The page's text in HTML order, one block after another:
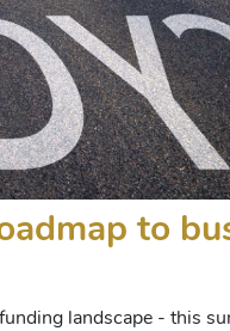
to
landscape - this